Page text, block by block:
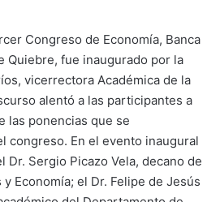
Congreso de Economía, Banca
Quiebre, fue inaugurado por la
vicerrectora Académica de la
alentó a las participantes a
las ponencias que se
congreso. En el evento inaugural
Sergio Picazo Vela, decano de
Economía; el Dr. Felipe de Jesús